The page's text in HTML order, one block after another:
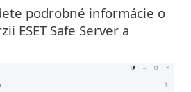
podrobné informácie o
ESET Safe Server a